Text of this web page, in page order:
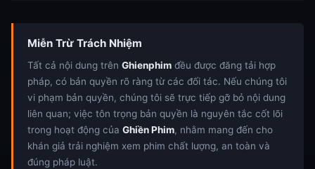
Miễn Trừ Trách Nhiệm
Tất cả nội dung trên Ghienphim đều được đăng tải hợp
pháp, có bản quyền rõ ràng từ các đối tác. Nếu chúng tôi
vi phạm bản quyền, chúng tôi sẽ trực tiếp gỡ bỏ nội dung
liên quan; việc tôn trọng bản quyền là nguyên tắc cốt lõi
trong hoạt động của Ghiền Phim, nhằm mang đến cho
khán giả trải nghiệm xem phim chất lượng, an toàn và
đúng pháp luật.